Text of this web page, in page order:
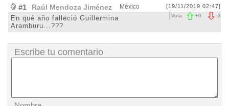
#1 Raúl Mendoza Jiménez México [19/11/2019 02:47]
-3
Vota: +0
En qué año falleció Guillermina
Aramburu...???
Escribe tu comentario